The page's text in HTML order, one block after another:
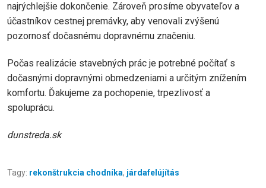
najrýchlejšie dokončenie. Zároveň prosíme obyvateľov a
účastníkov cestnej premávky, aby venovali zvýšenú
pozornosť dočasnému dopravnému značeniu.
Počas realizácie stavebných prác je potrebné počítať s
dočasnými dopravnými obmedzeniami a určitým znížením
komfortu. Ďakujeme za pochopenie, trpezlivosť a
spoluprácu.
dunstreda.sk
Tagy: rekonštrukcia chodníka, járdafelújítás